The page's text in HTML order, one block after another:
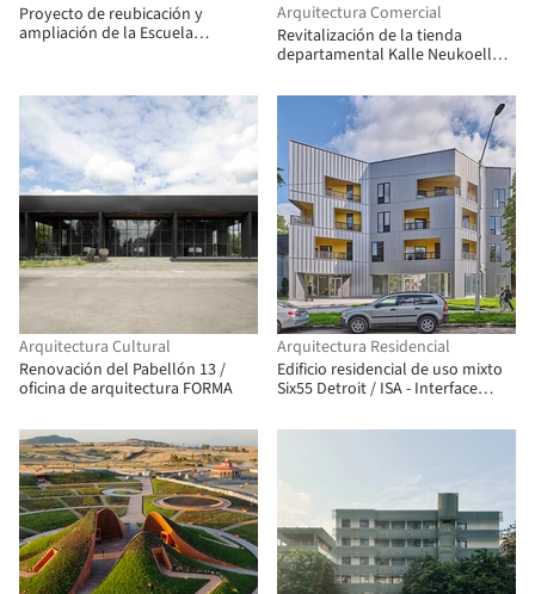
Proyecto de reubicación y
ampliación de la Escuela
Arquitectura Comercial
Revitalización de la tienda
departamental Kalle Neukoelln /
Arquitectura Cultural
Renovación del Pabellón 13 /
oficina de arquitectura FORMA
Arquitectura Residencial
Edificio residencial de uso mixto
Six55 Detroit / ISA - Interface